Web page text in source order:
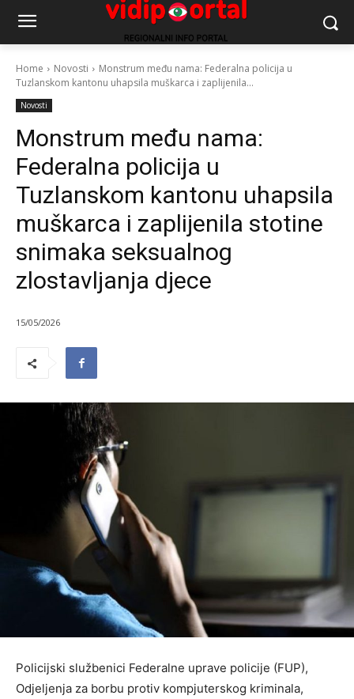
Home Novosti
Monstrum među nama: Federalna policija u
Tuzlanskom kantonu uhapsila muškarca i zaplijenila...
Novosti
Monstrum među nama:
Federalna policija u
Tuzlanskom kantonu uhapsila
muškarca i zaplijenila stotine
snimaka seksualnog
zlostavljanja djece
15/05/2026
Policijski službenici Federalne uprave policije (FUP),
Odjeljenja za borbu protiv kompjuterskog kriminala,